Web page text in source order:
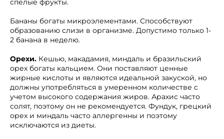
спелые фрукты.
Бананы богаты микроэлементами. Способствуют
образованию слизи в организме. Допустимо только 1-
2 банана в неделю.
Орехи. Кешью, макадамия, миндаль и бразильский
орех богаты кальцием. Они поставляют ценные
жирные кислоты и являются идеальной закуской, но
должны употребляться в умеренном количестве с
учетом высокого содержания жиров. Арахис часто
солят, поэтому он не рекомендуется. Фундук, грецкий
орех и миндаль часто аллергенны и поэтому
исключаются из диеты.